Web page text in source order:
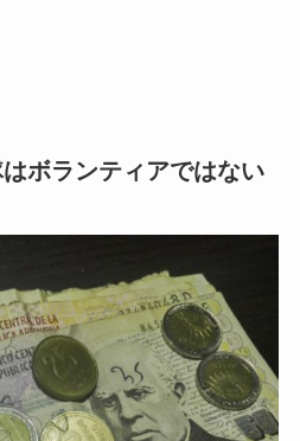
ボランティアではない